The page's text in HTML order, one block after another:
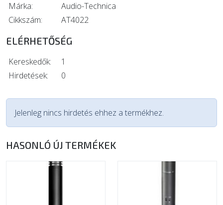
Márka:
Audio-Technica
Cikkszám:
AT4022
ELÉRHETŐSÉG
Kereskedők:
1
Hirdetések:
0
Jelenleg nincs hirdetés ehhez a termékhez.
HASONLÓ ÚJ TERMÉKEK